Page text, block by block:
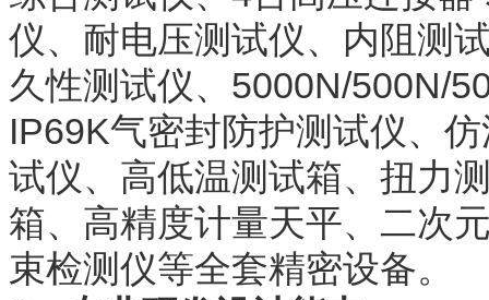
仪、耐电压测试仪、内阻测
久性测试仪、5000N/500N/
IP69K气密封防护测试仪、
试仪、高低温测试箱、扭力
箱、高精度计量天平、二次
束检测仪等全套精密设备。